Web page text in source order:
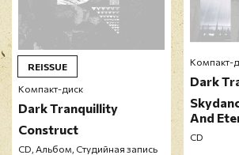
REISSUE
Компакт-диск
Dark Tranquillity
Construct
CD, Альбом, Студийная запись
Компакт-
Dark
And
CD